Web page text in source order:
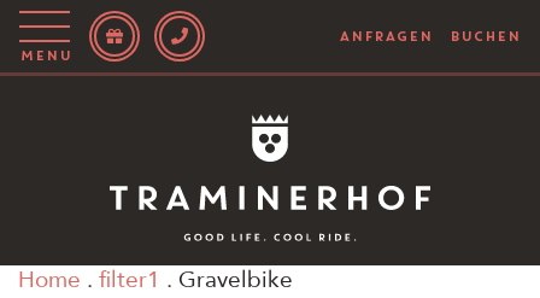
Story
Hotel
Rooms
Menu
ANFRAGEN BUCHEN
Home . filter1 . Gravelbike